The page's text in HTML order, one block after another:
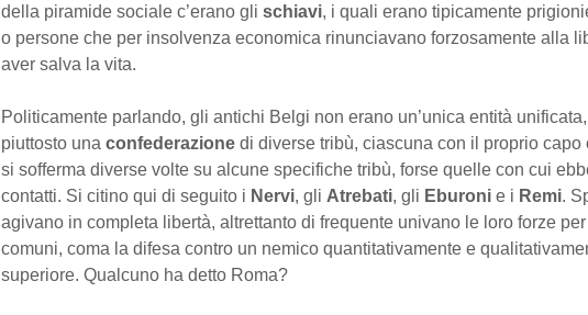
della piramide sociale c’erano gli schiavi, i quali erano tipicamente
o persone che per insolvenza economica rinunciavano forzosamente alla
aver salva la vita.
Politicamente parlando, gli antichi Belgi non erano un’unica entità
piuttosto una confederazione di diverse tribù, ciascuna con il proprio capo
si sofferma diverse volte su alcune specifiche tribù, forse quelle con cui
contatti. Si citino qui di seguito i Nervi, gli Atrebati, gli Eburoni e i Remi.
agivano in completa libertà, altrettanto di frequente univano le loro forze
comuni, coma la difesa contro un nemico quantitativamente e
superiore. Qualcuno ha detto Roma?